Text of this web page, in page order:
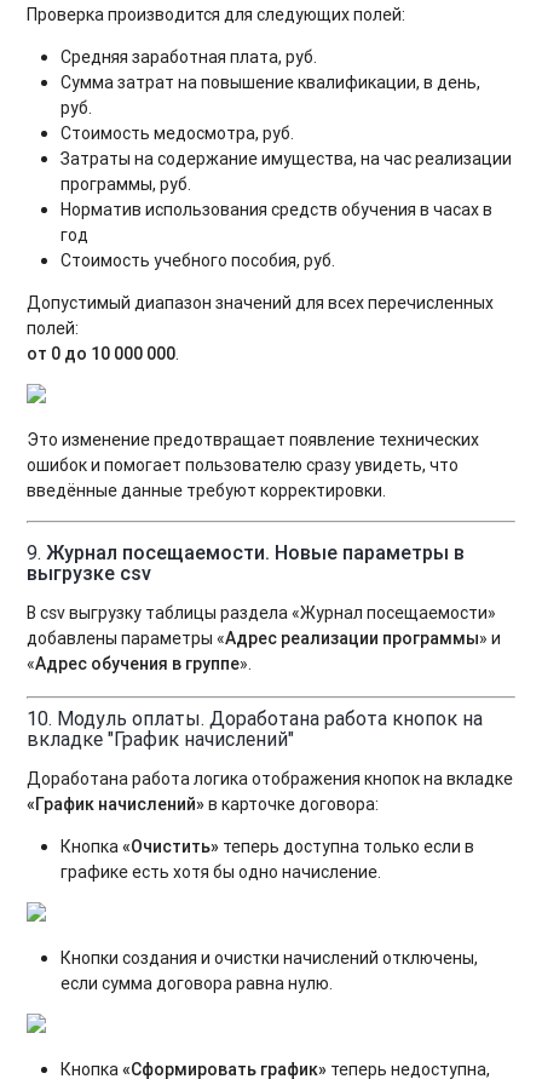
Проверка производится для следующих полей:
Средняя заработная плата, руб.
Сумма затрат на повышение квалификации, в день,
руб.
Стоимость медосмотра, руб.
Затраты на содержание имущества, на час реализации
программы, руб.
Норматив использования средств обучения в часах в
год
Стоимость учебного пособия, руб.
Допустимый диапазон значений для всех перечисленных
полей:
от 0 до 10 000 000.
Это изменение предотвращает появление технических
ошибок и помогает пользователю сразу увидеть, что
введённые данные требуют корректировки.
9. Журнал посещаемости. Новые параметры в
выгрузке csv
В csv выгрузку таблицы раздела «Журнал посещаемости»
добавлены параметры «Адрес реализации программы» и
«Адрес обучения в группе».
10. Модуль оплаты. Доработана работа кнопок на
вкладке "График начислений"
Доработана работа логика отображения кнопок на вкладке
«График начислений» в карточке договора:
Кнопка«Очистить» теперь доступна только если в
графике есть хотя бы одно начисление.
Кнопки создания и очистки начислений отключены,
если сумма договора равна нулю.
Кнопка«Сформировать график» теперь недоступна,